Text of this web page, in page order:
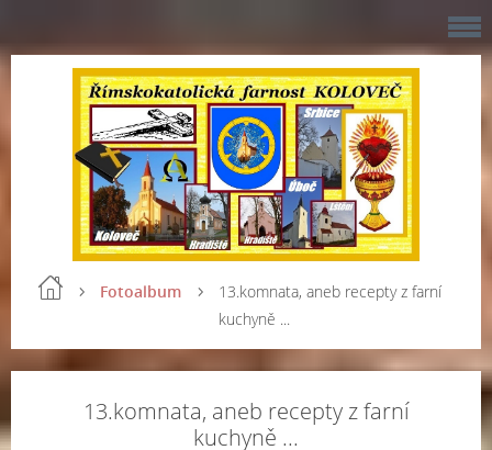
Fotoalbum
13.komnata, aneb recepty z farní
kuchyně ...
13.komnata, aneb recepty z farní
kuchyně ...